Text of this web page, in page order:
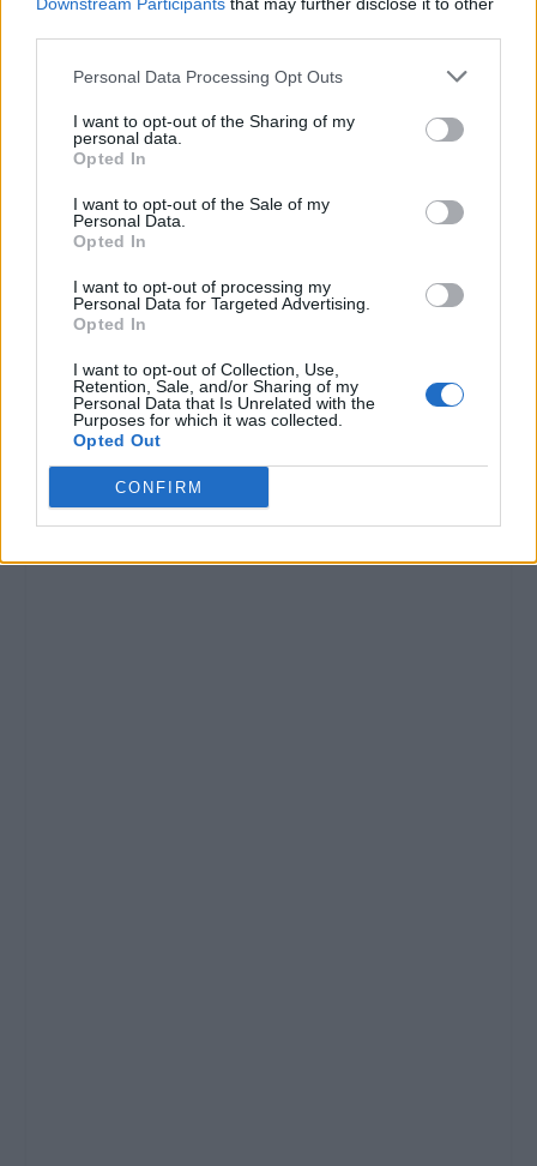
Personal Data Processing Opt Outs
I want to opt-out of the Sharing of my
personal data.
Opted In
I want to opt-out of the Sale of my
Personal Data.
Opted In
I want to opt-out of processing my
Personal Data for Targeted Advertising.
Opted In
I want to opt-out of Collection, Use,
Retention, Sale, and/or Sharing of my
Personal Data that Is Unrelated with the
Purposes for which it was collected.
Opted Out
CONFIRM
VALUTARE: